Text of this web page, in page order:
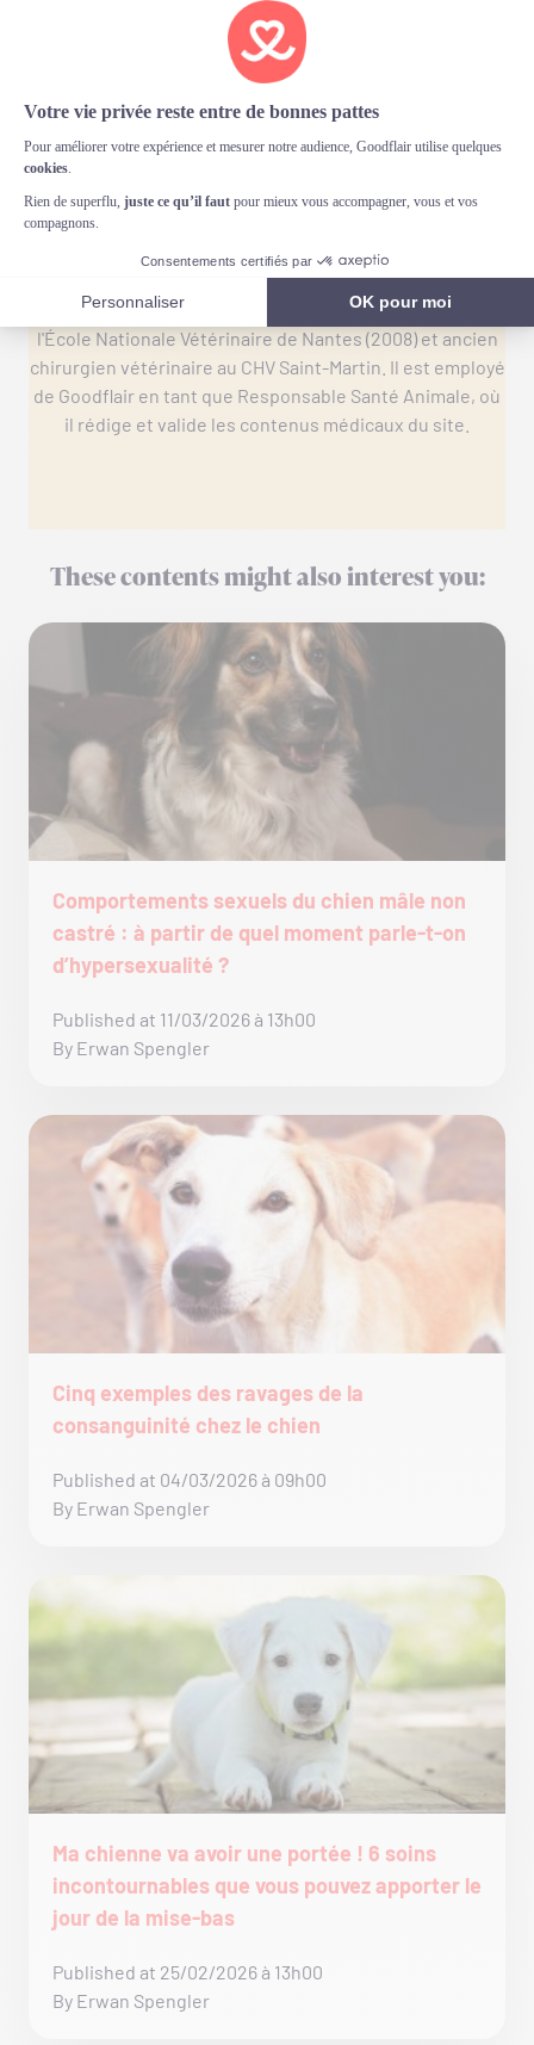
Erwan Spengler
Erwan Spengler est Docteur Vétérinaire, diplômé de
l'École Nationale Vétérinaire de Nantes (2008) et ancien
chirurgien vétérinaire au CHV Saint-Martin. Il est employé
de Goodflair en tant que Responsable Santé Animale, où
il rédige et valide les contenus médicaux du site.
These contents might also interest you:
Comportements sexuels du chien mâle non
castré : à partir de quel moment parle-t-on
d’hypersexualité ?
Published at 11/03/2026 à 13h00
By Erwan Spengler
Cinq exemples des ravages de la
consanguinité chez le chien
Published at 04/03/2026 à 09h00
By Erwan Spengler
Ma chienne va avoir une portée ! 6 soins
incontournables que vous pouvez apporter le
jour de la mise-bas
Published at 25/02/2026 à 13h00
By Erwan Spengler